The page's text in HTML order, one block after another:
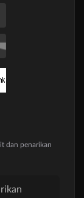
dan penarikan